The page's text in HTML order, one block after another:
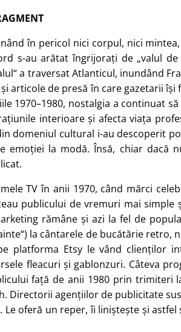
în pericol nici corpul, nici
s-au arătat îngrijorați de „valul de
a traversat Atlanticul, inundând
articole de presă în care gazetarii își
1970–1980, nostalgia a continuat
interioare și afecta viața
domeniul cultural i-au descoperit
emoției la modă. Însă, chiar dacă
TV în anii 1970, când mărci
publicului de vremuri mai simple
rămâne și azi la fel de
la cântarele de bucătărie retro,
platforma Etsy le vând clienților
fleacuri și gablonzuri. Câteva
față de anii 1980 prin trimiteri
Directorii agențiilor de publicitate
oferă un reper, îi liniștește și